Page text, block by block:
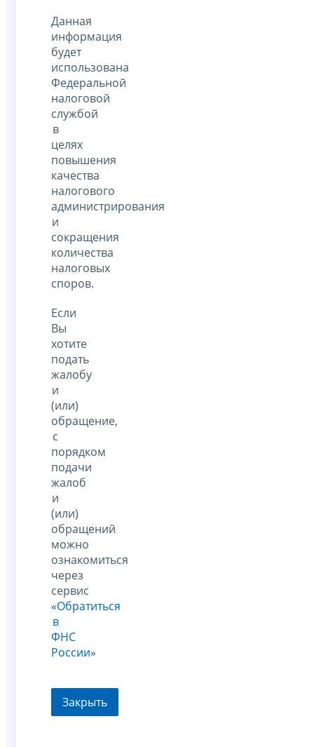
Данная
информация
будет
использована
Федеральной
налоговой
службой
в
целях
повышения
качества
налогового
администрирования
и
сокращения
количества
налоговых
споров.
Если
Вы
хотите
подать
жалобу
и
(или)
обращение,
с
порядком
подачи
жалоб
и
(или)
обращений
можно
ознакомиться
через
сервис
«Обратиться
в
ФНС
России»
Закрыть